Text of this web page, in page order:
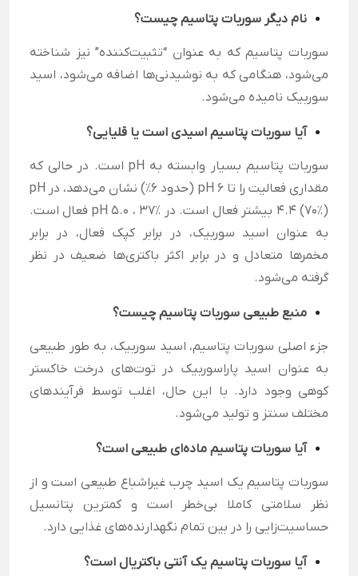
نام دیگر سوربات پتاسیم چیست؟
سوربات پتاسیم که به عنوان “تثبیت‌کننده” نیز شناخته
می‌شود، هنگامی که به نوشیدنی‌ها اضافه می‌شود، اسید
سوربیک نامیده می‌شود.
آیا سوربات پتاسیم اسیدی است یا قلیایی؟
سوربات پتاسیم بسیار وابسته به pH است. در حالی که
مقداری فعالیت را تا pH 6 (حدود 6٪) نشان می‌دهد، در pH
4.4 (70٪) بیشتر فعال است. در pH 5.0 ، 37٪ فعال است.
به عنوان اسید سوربیک، در برابر کپک فعال، در برابر
مخمرها متعادل و در برابر اکثر باکتری‌ها ضعیف در نظر
گرفته می‌شود.
منبع طبیعی سوربات پتاسیم چیست؟
جزء اصلی سوربات پتاسیم، اسید سوربیک، به طور طبیعی
به عنوان اسید پاراسوربیک در توت‌های درخت خاکستر
کوهی وجود دارد. با این حال، اغلب توسط فرآیندهای
مختلف سنتز و تولید می‌شود.
آیا سوربات پتاسیم ماده‌ای طبیعی است؟
سوربات پتاسیم یک اسید چرب غیراشباع طبیعی است و از
نظر سلامتی کاملا بی‌خطر است و کمترین پتانسیل
حساسیت‌زایی را در بین تمام نگهدارنده‌های غذایی دارد.
آیا سوربات پتاسیم یک آنتی باکتریال است؟